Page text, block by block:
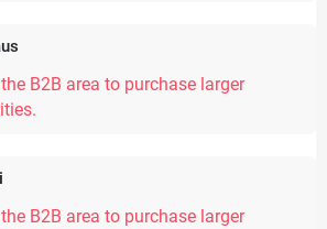
B2B area to purchase larger
B2B area to purchase larger